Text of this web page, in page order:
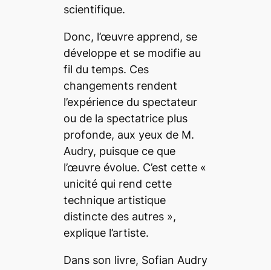
scientifique.
Donc, l’œuvre apprend, se
développe et se modifie au
fil du temps. Ces
changements rendent
l’expérience du spectateur
ou de la spectatrice plus
profonde, aux yeux de M.
Audry, puisque ce que
l’œuvre évolue. C’est cette «
unicité qui rend cette
technique artistique
distincte des autres »,
explique l’artiste.
Dans son livre, Sofian Audry